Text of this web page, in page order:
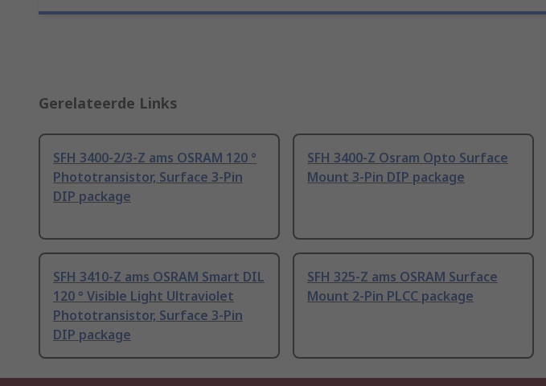
Gerelateerde Links
SFH 3400-2/3-Z ams OSRAM 120 °
Phototransistor, Surface 3-Pin
DIP package
SFH 3400-Z Osram Opto Surface
Mount 3-Pin DIP package
SFH 3410-Z ams OSRAM Smart DIL
120 ° Visible Light Ultraviolet
Phototransistor, Surface 3-Pin
DIP package
SFH 325-Z ams OSRAM Surface
Mount 2-Pin PLCC package